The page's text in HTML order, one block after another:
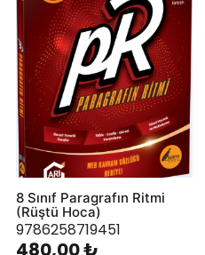
8 Sınıf Paragrafın Ritmi
(Rüştü Hoca)
9786258719451
480,00 ₺